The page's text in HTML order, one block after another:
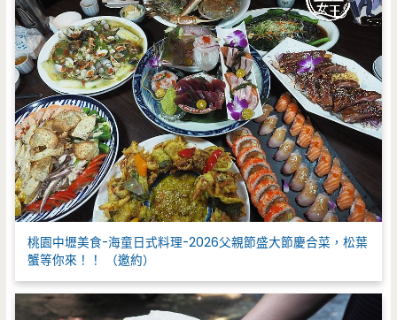
桃園中壢美食-海童日式料理-2026父親節盛大節慶合菜，松葉
蟹等你來！！ （邀約）